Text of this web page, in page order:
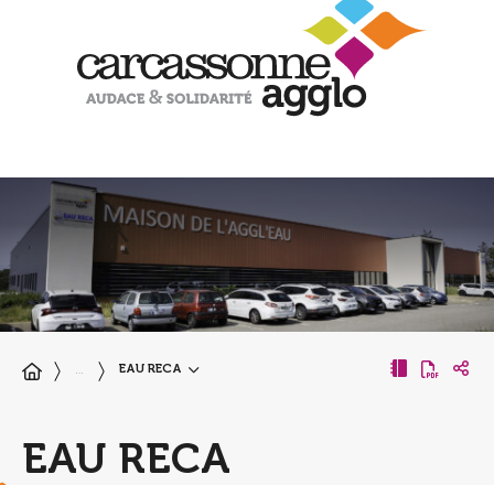
… EAU RECA
EAU RECA